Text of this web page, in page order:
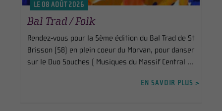
LE 08 AOÛT 2026
Bal Trad / Folk
Rendez-vous pour la 5ème édition du Bal Trad de St
Brisson (58) en plein coeur du Morvan, pour danser
sur le Duo Souches ( Musiques du Massif Central ...
EN SAVOIR PLUS >